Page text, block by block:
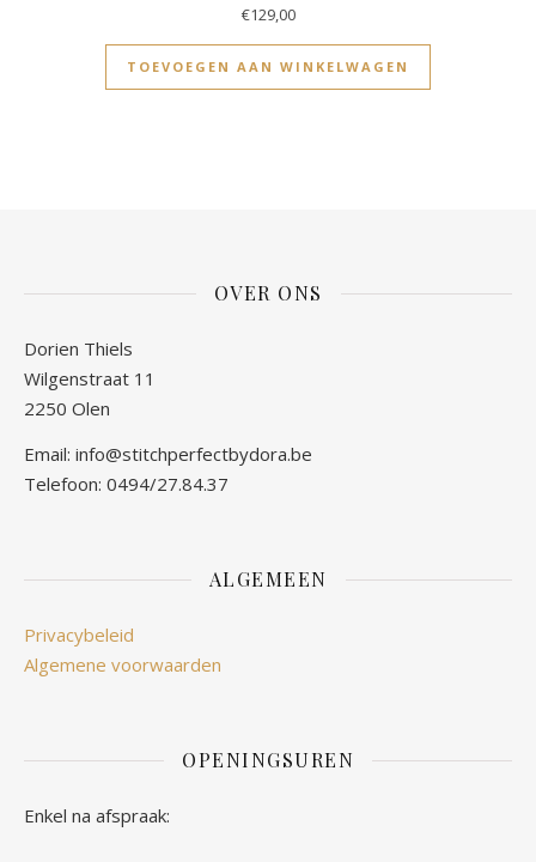
€129,00
TOEVOEGEN AAN WINKELWAGEN
OVER ONS
Dorien Thiels
Wilgenstraat 11
2250 Olen
Email: info@stitchperfectbydora.be
Telefoon: 0494/27.84.37
ALGEMEEN
Privacybeleid
Algemene voorwaarden
OPENINGSUREN
Enkel na afspraak: